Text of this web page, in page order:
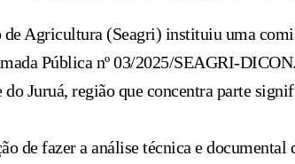
de Agricultura (Seagri) instituiu uma
Pública nº 03/2025/SEAGRI-
Juruá, região que concentra parte
de fazer a análise técnica e